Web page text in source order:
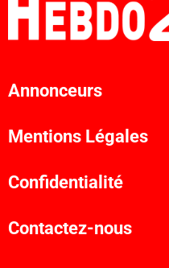
Annonceurs
Mentions Légales
Confidentialité
Contactez-nous